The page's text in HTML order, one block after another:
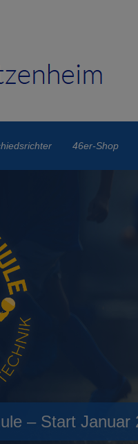
46er-Shop
– Start Januar